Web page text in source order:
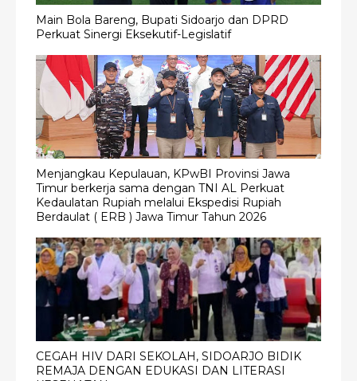
Main Bola Bareng, Bupati Sidoarjo dan DPRD
Perkuat Sinergi Eksekutif-Legislatif
Menjangkau Kepulauan, KPwBI Provinsi Jawa
Timur berkerja sama dengan TNI AL Perkuat
Kedaulatan Rupiah melalui Ekspedisi Rupiah
Berdaulat ( ERB ) Jawa Timur Tahun 2026
CEGAH HIV DARI SEKOLAH, SIDOARJO BIDIK
REMAJA DENGAN EDUKASI DAN LITERASI